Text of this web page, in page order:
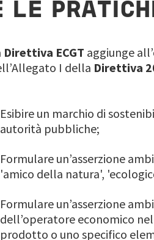
LE
Direttiva ECGT aggiunge
I della Direttiva
Esibire un marchio di
autorità pubbliche;
Formulare un’asserzione
'amico della natura',
Formulare un’asserzione
dell’operatore economico
prodotto o uno specifico